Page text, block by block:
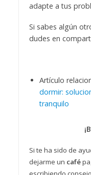
adapte a tus
Si sabes algún
dudes en
Artículo
dormir:
tranquilo
Si te ha sido de
dejarme un café